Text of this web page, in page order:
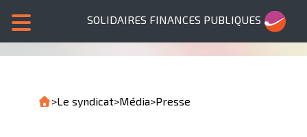
SOLIDAIRES FINANCES PUBLIQUES
>Le syndicat>Média>Presse